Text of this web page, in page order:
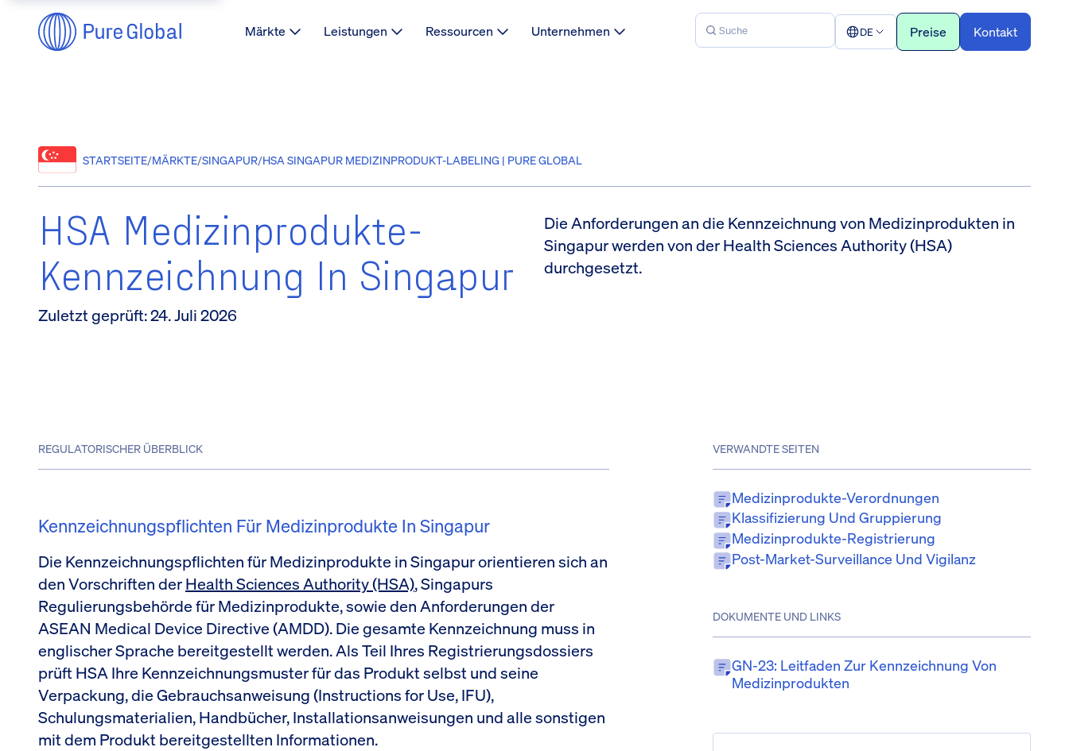
Märkte Leistungen Ressourcen Unternehmen DE Preise Kontakt
STARTSEITE/MÄRKTE/SINGAPUR/HSA SINGAPUR MEDIZINPRODUKT-LABELING | PURE GLOBAL
HSA Medizinprodukte-
Kennzeichnung In Singapur
Zuletzt geprüft:24. Juli 2026
Die Anforderungen an die Kennzeichnung von Medizinprodukten in
Singapur werden von der Health Sciences Authority (HSA)
durchgesetzt.
REGULATORISCHER ÜBERBLICK
Kennzeichnungspflichten Für Medizinprodukte In Singapur
Die Kennzeichnungspflichten für Medizinprodukte in Singapur orientieren sich an
den Vorschriften derHealth Sciences Authority (HSA), Singapurs
Regulierungsbehörde für Medizinprodukte, sowie den Anforderungen der
ASEAN Medical Device Directive (AMDD). Die gesamte Kennzeichnung muss in
englischer Sprache bereitgestellt werden. Als Teil Ihres Registrierungsdossiers
prüft HSA Ihre Kennzeichnungsmuster für das Produkt selbst und seine
Verpackung, die Gebrauchsanweisung (Instructions for Use, IFU),
Schulungsmaterialien, Handbücher, Installationsanweisungen und alle sonstigen
mit dem Produkt bereitgestellten Informationen.
VERWANDTE SEITEN
Medizinprodukte-Verordnungen
Klassifizierung Und Gruppierung
Medizinprodukte-Registrierung
Post-Market-Surveillance Und Vigilanz
DOKUMENTE UND LINKS
GN-23: Leitfaden Zur Kennzeichnung Von
Medizinprodukten